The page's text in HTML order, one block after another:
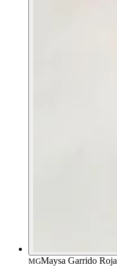
MGMaysa Garrido